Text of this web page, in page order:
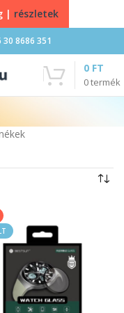
30 8686 351
0termék
0 FT
| részletek